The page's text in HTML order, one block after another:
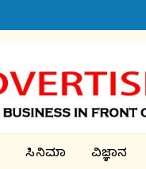
ಸಿನಿಮಾ ವಿಜ್ಞಾನ